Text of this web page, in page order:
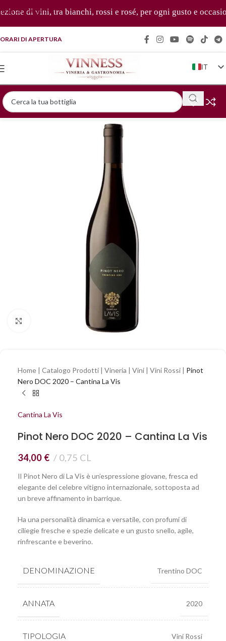
di vini, tra bianchi, rossi e rosé, per ogni gusto e occasione
Skip to navigation
ORARI DI APERTURA
IT
EN
FR
DE
Clicca per ingrandire
Home | Catalogo Prodotti | Vineria | Vini | Vini Rossi | Pinot
Nero DOC 2020 – Cantina La Vis
Cantina La Vis
Pinot Nero DOC 2020 – Cantina La Vis
34,00 € 0,75 CL
Il Pinot Nero di La Vis è un’espressione giovane, fresca ed
elegante del celebre vitigno internazionale, sottoposta ad
un breve affinamento in barrique.
Ha una personalità dinamica e versatile, con profumi di
ciliegie fresche e spezie delicate e un gusto snello, agile,
rinfrescante e beverino.
DENOMINAZIONE Trentino DOC
ANNATA 2020
TIPOLOGIA Vini Rossi